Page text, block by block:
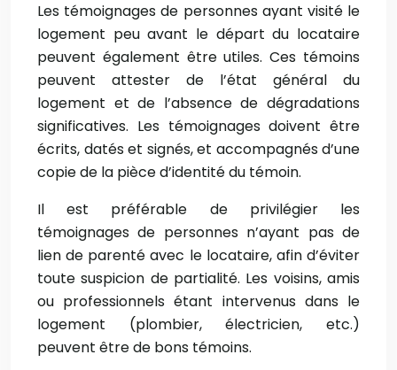
Les témoignages de personnes ayant visité le
logement peu avant le départ du locataire
peuvent également être utiles. Ces témoins
peuvent attester de l’état général du
logement et de l’absence de dégradations
significatives. Les témoignages doivent être
écrits, datés et signés, et accompagnés d’une
copie de la pièce d’identité du témoin.
Il est préférable de privilégier les
témoignages de personnes n’ayant pas de
lien de parenté avec le locataire, afin d’éviter
toute suspicion de partialité. Les voisins, amis
ou professionnels étant intervenus dans le
logement (plombier, électricien, etc.)
peuvent être de bons témoins.